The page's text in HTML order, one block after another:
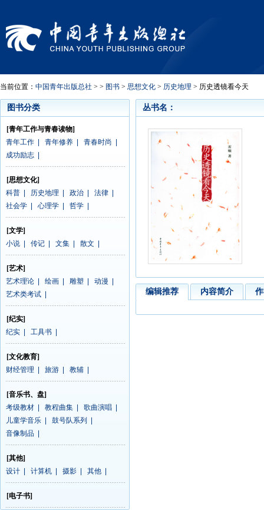
当前位置： 中国青年出版总社 > > 图书 > 思想文化 > 历史地理 > 历史透镜看今天
图书分类
[青年工作与青春读物]
青年工作
青年修养 青春时尚
成功励志
[思想文化]
科普
历史地理 政治 法律
社会学
心理学 哲学
[文学]
小说
传记 文集 散文
[艺术]
艺术理论
绘画 雕塑 动漫
艺术类考试
[纪实]
纪实
工具书
[文化教育]
财经管理
旅游 教辅
[音乐书、盘]
考级教材
教程曲集 歌曲演唱
儿童学音乐
鼓号队系列
音像制品
[其他]
设计
计算机 摄影 其他
[电子书]
丛书名：
编辑推荐 内容简介